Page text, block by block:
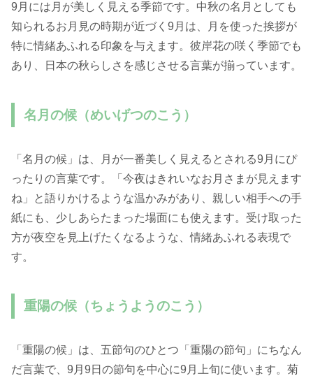
9月には月が美しく見える季節です。中秋の名月としても
知られるお月見の時期が近づく9月は、月を使った挨拶が
特に情緒あふれる印象を与えます。彼岸花の咲く季節でも
あり、日本の秋らしさを感じさせる言葉が揃っています。
名月の候（めいげつのこう）
「名月の候」は、月が一番美しく見えるとされる9月にぴ
ったりの言葉です。「今夜はきれいなお月さまが見えます
ね」と語りかけるような温かみがあり、親しい相手への手
紙にも、少しあらたまった場面にも使えます。受け取った
方が夜空を見上げたくなるような、情緒あふれる表現で
す。
重陽の候（ちょうようのこう）
「重陽の候」は、五節句のひとつ「重陽の節句」にちなん
だ言葉で、9月9日の節句を中心に9月上旬に使います。菊